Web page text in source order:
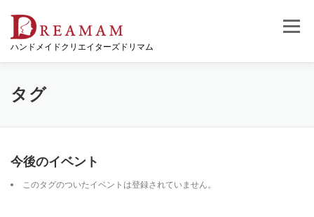
ツ
ハンドメイドクリエイターズドリマム
メニュー
タグ
今後のイベント
このタグのついたイベントは登録されていません。